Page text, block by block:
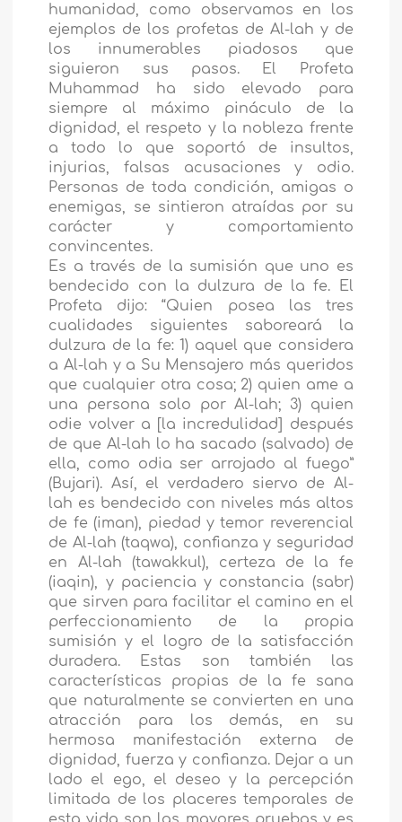
humanidad, como observamos en los
ejemplos de los profetas de Al-lah y de
los innumerables piadosos que
siguieron sus pasos. El Profeta
Muhammad ha sido elevado para
siempre al máximo pináculo de la
dignidad, el respeto y la nobleza frente
a todo lo que soportó de insultos,
injurias, falsas acusaciones y odio.
Personas de toda condición, amigas o
enemigas, se sintieron atraídas por su
carácter y comportamiento
convincentes.
Es a través de la sumisión que uno es
bendecido con la dulzura de la fe. El
Profeta dijo: “Quien posea las tres
cualidades siguientes saboreará la
dulzura de la fe: 1) aquel que considera
a Al-lah y a Su Mensajero más queridos
que cualquier otra cosa; 2) quien ame a
una persona solo por Al-lah; 3) quien
odie volver a [la incredulidad] después
de que Al-lah lo ha sacado (salvado) de
ella, como odia ser arrojado al fuego”
(Bujari). Así, el verdadero siervo de Al-
lah es bendecido con niveles más altos
de fe (iman), piedad y temor reverencial
de Al-lah (taqwa), confianza y seguridad
en Al-lah (tawakkul), certeza de la fe
(iaqin), y paciencia y constancia (sabr)
que sirven para facilitar el camino en el
perfeccionamiento de la propia
sumisión y el logro de la satisfacción
duradera. Estas son también las
características propias de la fe sana
que naturalmente se convierten en una
atracción para los demás, en su
hermosa manifestación externa de
dignidad, fuerza y confianza. Dejar a un
lado el ego, el deseo y la percepción
limitada de los placeres temporales de